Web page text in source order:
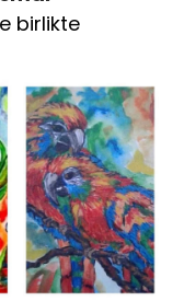
birlikte